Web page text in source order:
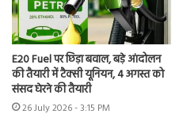
E20 Fuel पर छिड़ा बवाल, बड़े आंदोलन
की तैयारी में टैक्सी यूनियन, 4 अगस्त को
संसद घेरने की तैयारी
26 July 2026 - 3:15 PM